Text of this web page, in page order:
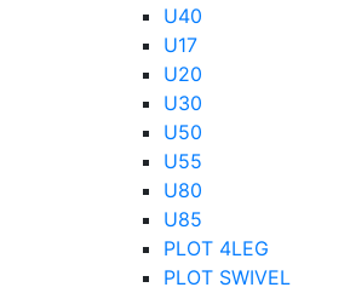
U40
U17
U20
U30
U50
U55
U80
U85
PLOT 4LEG
PLOT SWIVEL